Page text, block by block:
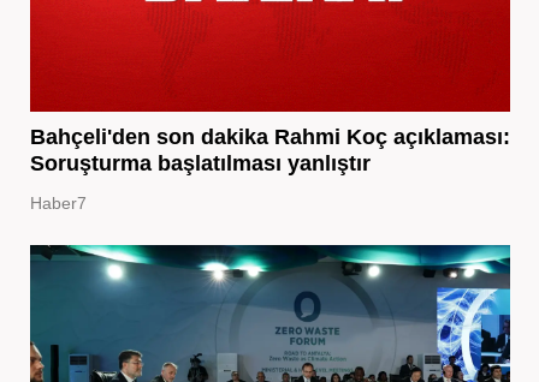
Bahçeli'den son dakika Rahmi Koç açıklaması:
Soruşturma başlatılması yanlıştır
Haber7